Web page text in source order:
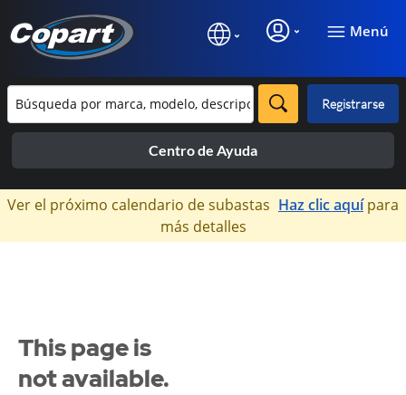
Menú
Registrarse
Centro de Ayuda
×
Ver el próximo calendario de subastas Haz clic aquípara
más detalles
This page is
not available.